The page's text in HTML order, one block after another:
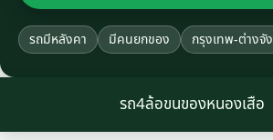
รถมีหลังคา มีคนยกของ กรุงเทพ-ต่างจั
รถ4ล้อขนของหนองเสือ